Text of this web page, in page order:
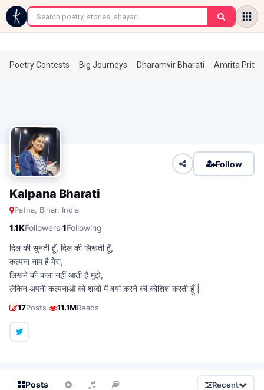
←
Poetry Contests Big Journeys Dharamvir Bharati Amrita
Follow
Kalpana Bharati
Patna, Bihar, India
1.1KFollowers·1Following
दिल की सुनती हूँ, दिल की लिखती हूँ,
कल्पना नाम है मेरा,
लिखने की कला नहीं आती है मुझे,
लेकिन अपनी कल्पनाओं को शब्दों में बयां करने की कोशिश करती हूँ |
17Posts· 11.1MReads
Posts Recent